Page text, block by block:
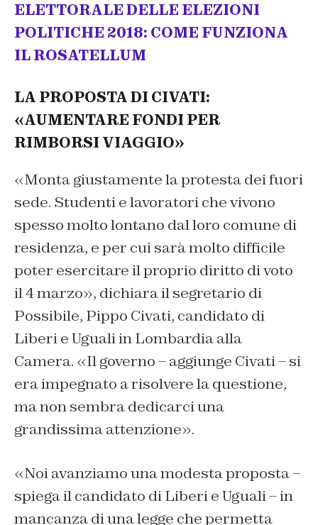
ELETTORALE DELLE ELEZIONI
POLITICHE 2018: COME FUNZIONA
IL ROSATELLUM
LA PROPOSTA DI CIVATI:
«AUMENTARE FONDI PER
RIMBORSI VIAGGIO»
«Monta giustamente la protesta dei fuori
sede. Studenti e lavoratori che vivono
spesso molto lontano dal loro comune di
residenza, e per cui sarà molto difficile
poter esercitare il proprio diritto di voto
il 4 marzo», dichiara il segretario di
Possibile, Pippo Civati, candidato di
Liberi e Uguali in Lombardia alla
Camera. «Il governo – aggiunge Civati – si
era impegnato a risolvere la questione,
ma non sembra dedicarci una
grandissima attenzione».
«Noi avanziamo una modesta proposta –
spiega il candidato di Liberi e Uguali – in
mancanza di una legge che permetta